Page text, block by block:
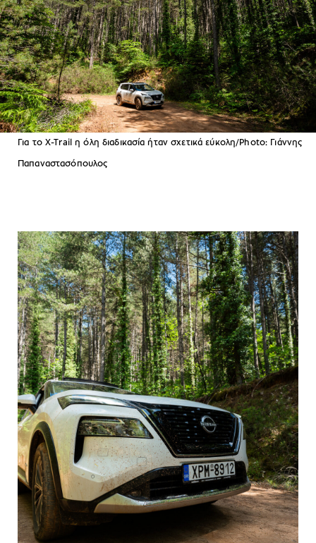
Για το X-Trail η όλη διαδικασία ήταν σχετικά εύκολη/Photo: Γιάννης
Παπαναστασόπουλος